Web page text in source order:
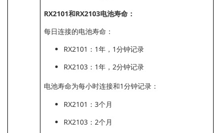
RX2101和RX2103电池寿命：
每日连接的电池寿命：
RX2101：1年，1分钟记录
RX2103：1年，2分钟记录
电池寿命为每小时连接和1分钟记录：
RX2101：3个月
RX2103：2个月